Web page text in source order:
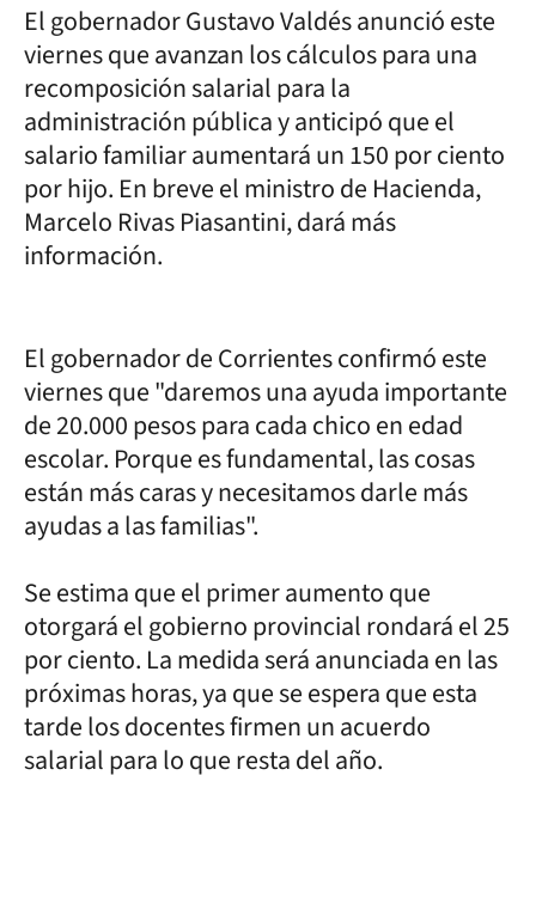
El gobernador Gustavo Valdés anunció este
viernes que avanzan los cálculos para una
recomposición salarial para la
administración pública y anticipó que el
salario familiar aumentará un 150 por ciento
por hijo. En breve el ministro de Hacienda,
Marcelo Rivas Piasantini, dará más
información.
El gobernador de Corrientes confirmó este
viernes que "daremos una ayuda importante
de 20.000 pesos para cada chico en edad
escolar. Porque es fundamental, las cosas
están más caras y necesitamos darle más
ayudas a las familias".
Se estima que el primer aumento que
otorgará el gobierno provincial rondará el 25
por ciento. La medida será anunciada en las
próximas horas, ya que se espera que esta
tarde los docentes firmen un acuerdo
salarial para lo que resta del año.